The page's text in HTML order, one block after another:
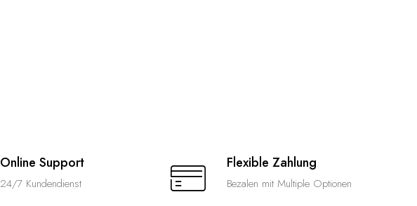
Online Support
24/7 Kundendienst
Flexible Zahlung
Bezalen mit Multiple Optionen